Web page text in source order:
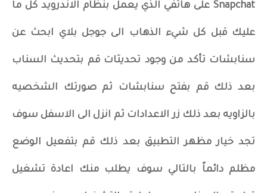
Snapchat على هاتفي الذي يعمل بنظام الاندرويد كل ما
عليك قبل كل شيء الذهاب الى جوجل بلاي ابحث عن
سنابشات تأكد من وجود تحديثات قم بتحديث السناب
بعد ذلك قم بفتح سنابشات ثم صورتك الشخصيه
بالزاويه بعد ذلك زر الاعدادات ثم انزل الى الاسفل سوف
تجد خيار مظهر التطبيق بعد ذلك قم بتفعيل الوضع
مظلم دائماً بالتالي سوف يطلب منك اعادة تشغيل